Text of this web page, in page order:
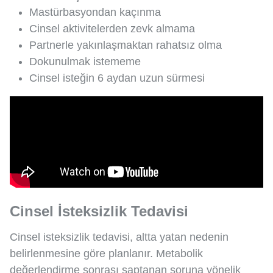
Mastürbasyondan kaçınma
Cinsel aktivitelerden zevk almama
Partnerle yakınlaşmaktan rahatsız olma
Dokunulmak istememe
Cinsel isteğin 6 aydan uzun sürmesi
Cinsel İsteksizlik Tedavisi
Cinsel isteksizlik tedavisi, altta yatan nedenin
belirlenmesine göre planlanır. Metabolik
değerlendirme sonrası saptanan soruna yönelik